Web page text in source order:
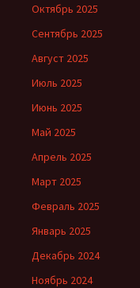
Октябрь 2025
Сентябрь 2025
Август 2025
Июль 2025
Июнь 2025
Май 2025
Апрель 2025
Март 2025
Февраль 2025
Январь 2025
Декабрь 2024
Ноябрь 2024